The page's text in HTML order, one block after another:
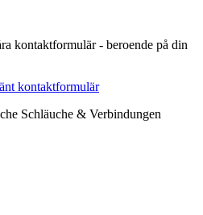
kontaktformulär - beroende på din
kontaktformulär